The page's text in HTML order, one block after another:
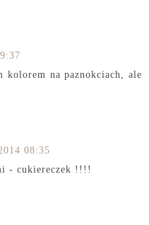
kolorem na paznokciach, ale
08:35
- cukiereczek !!!!